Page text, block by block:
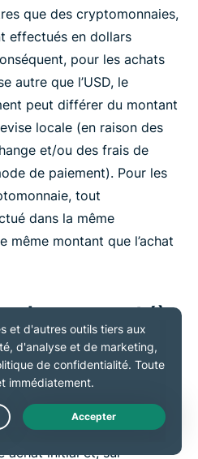
que des cryptomonnaies,
effectués en dollars
pour les achats
autre que l’USD, le
peut différer du montant
locale (en raison des
et/ou des frais de
de paiement). Pour les
tout
dans la même
même montant que l’achat
(à
sur l'App
Compte pour quelque
trente (30) jours
achat initial et, sur
Live Chat